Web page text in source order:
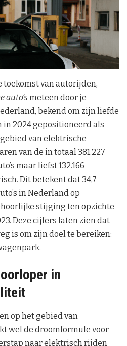
toekomst van autorijden,
auto’s meteen door je
bekend om zijn liefde
in 2024 gepositioneerd als
van elektrische
van de in totaal 381.227
maar liefst 132.166
Dit betekent dat 34,7
in Nederland op
stijging ten opzichte
Deze cijfers laten zien dat
is om zijn doel te bereiken:
in
op het gebied van
wel de droomformule voor
naar elektrisch rijden